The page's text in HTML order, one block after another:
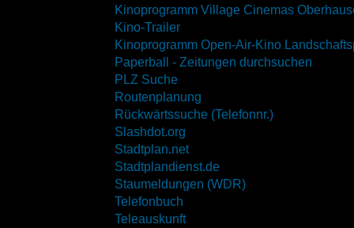
Kinoprogramm Village Cinemas
Kino-Trailer
Kinoprogramm Open-Air-Kino
Paperball - Zeitungen durchsuchen
PLZ Suche
Routenplanung
Rückwärtssuche (Telefonnr.)
Slashdot.org
Stadtplan.net
Stadtplandienst.de
Staumeldungen (WDR)
Telefonbuch
Teleauskunft